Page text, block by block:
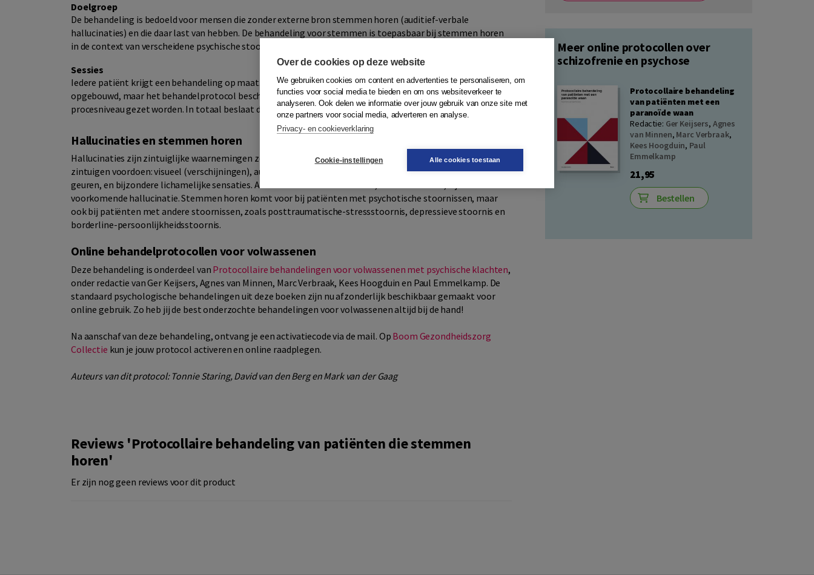
Doelgroep
De behandeling is bedoeld voor mensen die zonder externe bron stemmen horen (auditief-verbale
hallucinaties) en die daar last van hebben. De behandeling voor stemmen is toepasbaar bij stemmen horen
in de context van verscheidene psychische stoornissen, dus niet alleen psychotische stoornissen.
Sessies
Iedere patiënt krijgt een behandeling op maat. De behandeling is om die reden niet volledig sessiegewijs
opgebouwd, maar het behandelprotocol beschrijft de stappen en de volgorde van stappen die op
procesniveau gezet worden. In totaal beslaat de behandeling minimaal veertien wekelijkse sessies.
Hallucinaties en stemmen horen
Hallucinaties zijn zintuiglijke waarnemingen zonder corresponderende externe bron. Ze kunnen zich aan alle
zintuigen voordoen: visueel (verschijningen), auditief (stemmen of andere geluiden), vreemde smaken en
geuren, en bijzondere lichamelijke sensaties. Auditief-verbale hallucinaties, ofwel stemmen, zijn de meest
voorkomende hallucinatie. Stemmen horen komt voor bij patiënten met psychotische stoornissen, maar
ook bij patiënten met andere stoornissen, zoals posttraumatische-stressstoornis, depressieve stoornis en
borderline-persoonlijkheidsstoornis.
Online behandelprotocollen voor volwassenen
Deze behandeling is onderdeel van Protocollaire behandelingen voor volwassenen met psychische klachten,
onder redactie van Ger Keijsers, Agnes van Minnen, Marc Verbraak, Kees Hoogduin en Paul Emmelkamp. De
standaard psychologische behandelingen uit deze boeken zijn nu afzonderlijk beschikbaar gemaakt voor
online gebruik. Zo heb jij de best onderzochte behandelingen voor volwassenen altijd bij de hand!
Na aanschaf van deze behandeling, ontvang je een activatiecode via de mail. Op Boom Gezondheidszorg
Collectie kun je jouw protocol activeren en online raadplegen.
Auteurs van dit protocol: Tonnie Staring, David van den Berg en Mark van der Gaag
Reviews 'Protocollaire behandeling van patiënten die stemmen
horen'
Er zijn nog geen reviews voor dit product
Meer online protocollen over
schizofrenie en psychose
Protocollaire behandeling
van patiënten met een
paranoïde waan
Redactie: Ger Keijsers, Agnes
van Minnen, Marc Verbraak,
Kees Hoogduin, Paul
Emmelkamp
21,95
Bestellen
Over de cookies op deze website
We gebruiken cookies om content en advertenties te personaliseren, om
functies voor social media te bieden en om ons websiteverkeer te
analyseren. Ook delen we informatie over jouw gebruik van onze site met
onze partners voor social media, adverteren en analyse.
Privacy- en cookieverklaring
Cookie-instellingen Alle cookies toestaan